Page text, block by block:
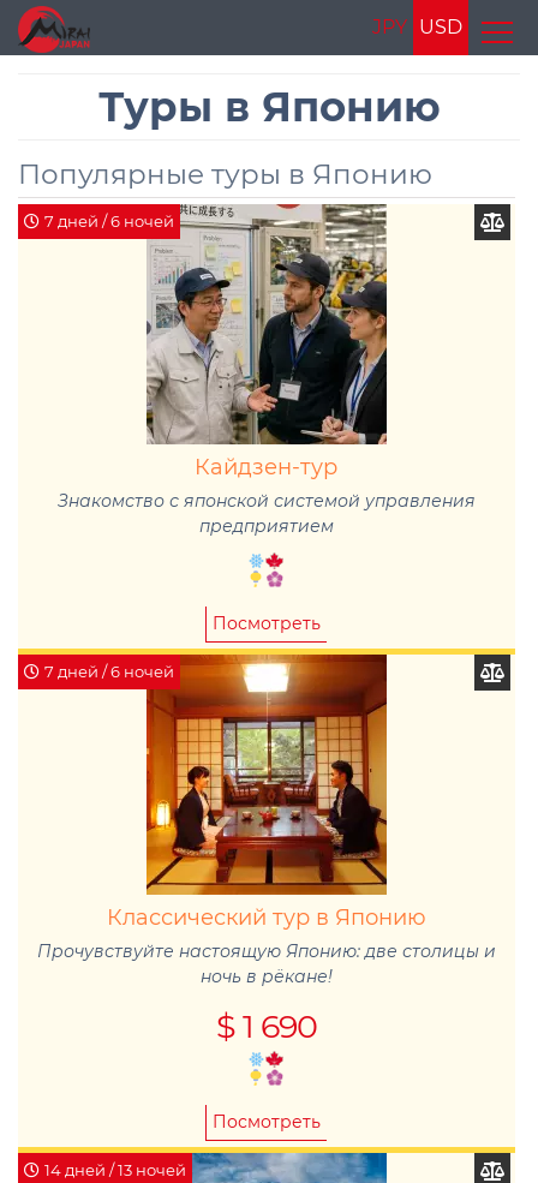
JPY USD
Туры в Японию
Популярные туры в Японию
7 дней / 6 ночей
Кайдзен-тур
Знакомство с японской системой управления
предприятием
Посмотреть
7 дней / 6 ночей
Классический тур в Японию
Прочувствуйте настоящую Японию: две столицы и
ночь в рёкане!
$ 1 690
Посмотреть
14 дней / 13 ночей